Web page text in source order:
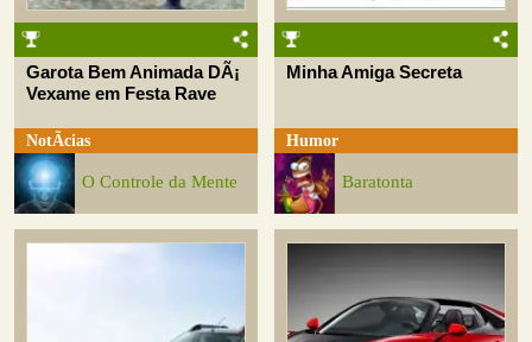
Garota Bem Animada DÃ¡
Vexame em Festa Rave
NotÃ­cias
O Controle da Mente
Minha Amiga Secreta
Humor
Baratonta